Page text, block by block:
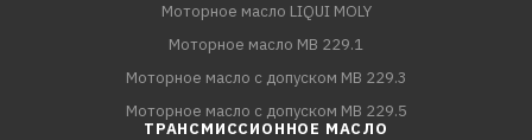
Моторное масло LIQUI MOLY
Моторное масло MB 229.1
Моторное масло с допуском MB 229.3
Моторное масло с допуском MB 229.5
ТРАНСМИССИОННОЕ МАСЛО